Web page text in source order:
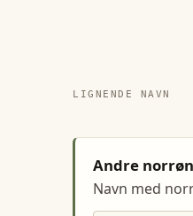
LIGNENDE NAVN
Andre
Navn med